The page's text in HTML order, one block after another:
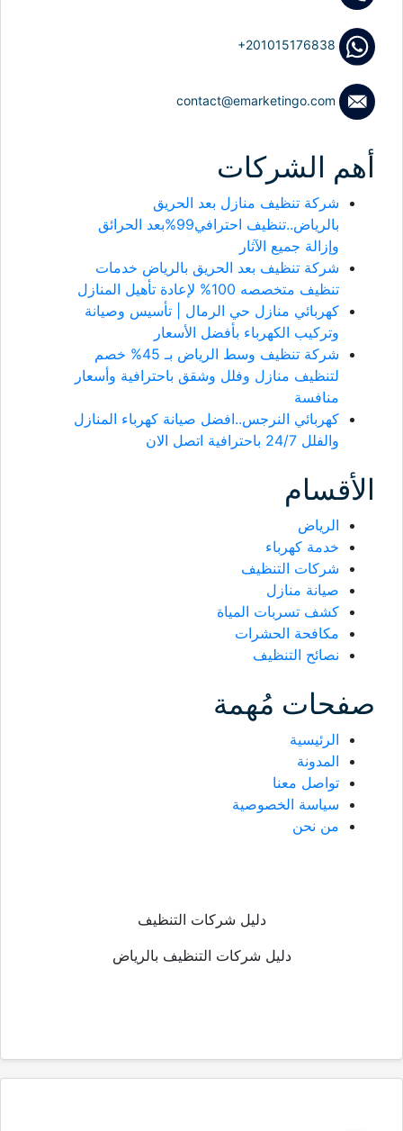
+201015176838
contact@emarketingo.com
أهم الشركات
شركة تنظيف منازل بعد الحريق
بالرياض..تنظيف احترافي99%بعد الحرائق
وإزالة جميع الآثار
شركة تنظيف بعد الحريق بالرياض خدمات
تنظيف متخصصه 100% لإعادة تأهيل المنازل
كهربائي منازل حي الرمال | تأسيس وصيانة
وتركيب الكهرباء بأفضل الأسعار
شركة تنظيف وسط الرياض بـ 45% خصم
لتنظيف منازل وفلل وشقق باحترافية وأسعار
منافسة
كهربائي النرجس..افضل صيانة كهرباء المنازل
والفلل 24/7 باحترافية اتصل الان
الأقسام
الرياض
خدمة كهرباء
شركات التنظيف
صيانة منازل
كشف تسربات المياة
مكافحة الحشرات
نصائح التنظيف
صفحات مُهمة
الرئيسية
المدونة
تواصل معنا
سياسة الخصوصية
من نحن
دليل شركات التنظيف
دليل شركات التنظيف بالرياض